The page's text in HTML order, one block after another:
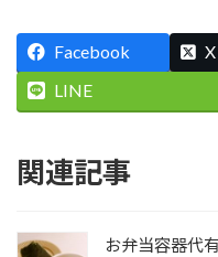
Facebook X
LINE
関連記事
お弁当容器代